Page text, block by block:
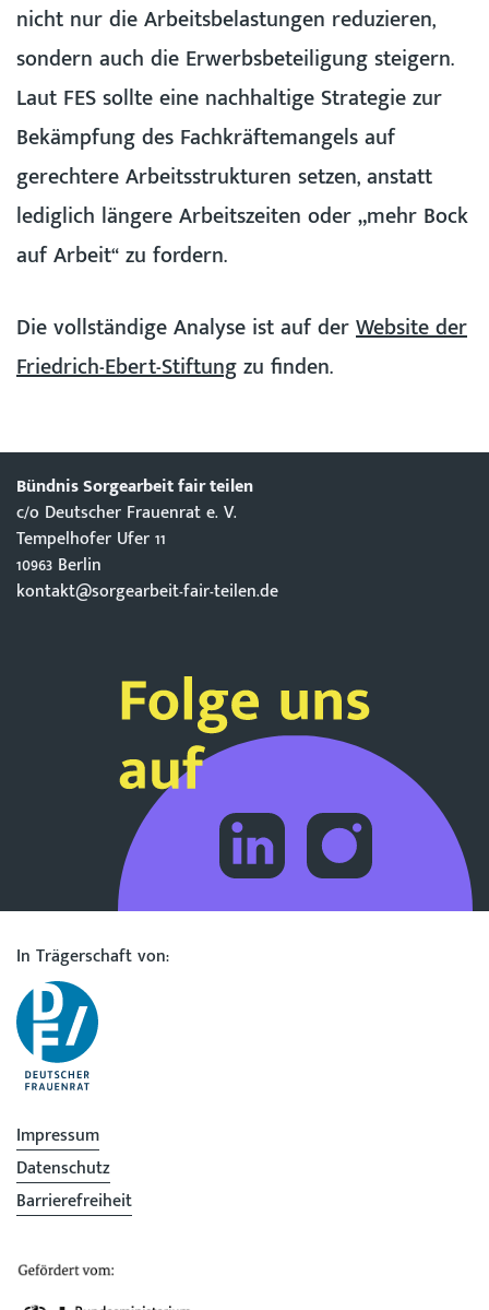
nicht nur die Arbeitsbelastungen reduzieren,
sondern auch die Erwerbsbeteiligung steigern.
Laut FES sollte eine nachhaltige Strategie zur
Bekämpfung des Fachkräftemangels auf
gerechtere Arbeitsstrukturen setzen, anstatt
lediglich längere Arbeitszeiten oder „mehr Bock
auf Arbeit“ zu fordern.
Die vollständige Analyse ist auf derWebsite der
Friedrich-Ebert-Stiftungzu finden.
Bündnis Sorgearbeit fair teilen
c/o Deutscher Frauenrat e. V.
Tempelhofer Ufer 11
10963 Berlin
kontakt@sorgearbeit-fair-teilen.de
In Trägerschaft von:
Impressum
Datenschutz
Barrierefreiheit